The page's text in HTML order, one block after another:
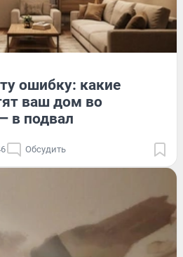
ошибку: какие
ваш дом во
в подвал
Обсудить